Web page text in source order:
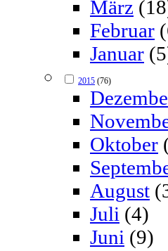
März
Februar
Januar
2015 (76)
Oktober
August
Juli (4)
Juni (9)